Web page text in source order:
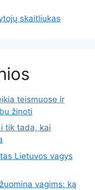
teismuose ir
žinoti
tik tada, kai
Lietuvos vagys
vagims: ką